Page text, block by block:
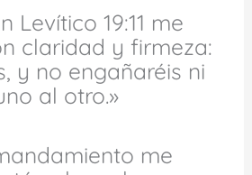
Levítico 19:11 me
claridad y firmeza:
y no engañaréis ni
al otro.»
me